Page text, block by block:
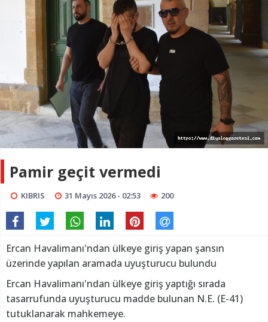
Pamir geçit vermedi
KIBRIS 31 Mayıs 2026 - 02:53 200
Ercan Havalimanı'ndan ülkeye giriş yapan şansın
üzerinde yapılan aramada uyuşturucu bulundu
Ercan Havalimanı'ndan ülkeye giriş yaptığı sırada
tasarrufunda uyuşturucu madde bulunan N.E. (E-41)
tutuklanarak mahkemeye.